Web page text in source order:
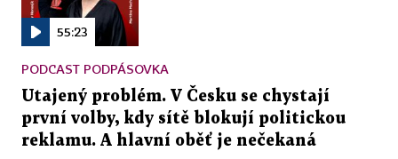
55:23
PODCAST PODPÁSOVKA
Utajený problém. V Česku se chystají
první volby, kdy sítě blokují politickou
reklamu. A hlavní oběť je nečekaná